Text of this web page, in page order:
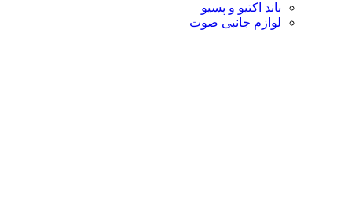
باند اکتیو و پسیو
لوازم جانبی صوت